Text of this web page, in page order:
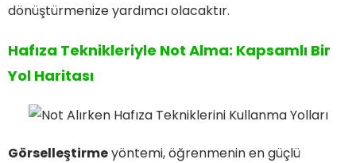
dönüştürmenize yardımcı olacaktır.
Hafıza Teknikleriyle Not Alma: Kapsamlı Bir
Yol Haritası
Görselleştirmeyöntemi, öğrenmenin en güçlü